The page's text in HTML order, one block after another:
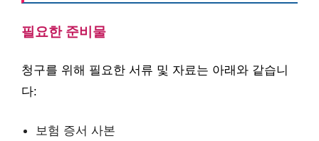
필요한 준비물
청구를 위해 필요한 서류 및 자료는 아래와 같습니
다:
보험 증서 사본